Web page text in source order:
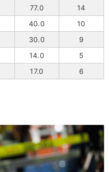
77.0
14
40.0
10
30.0
9
14.0
5
17.0 6